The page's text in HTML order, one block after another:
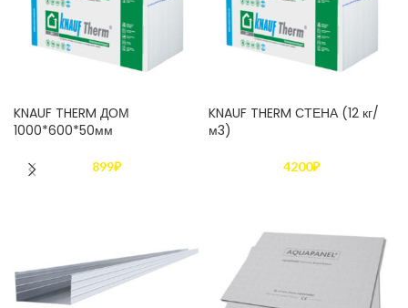
KNAUF THERM ДОМ
1000*600*50мм
899₽
KNAUF THERM СТЕНА (12 кг/
м3)
4200₽